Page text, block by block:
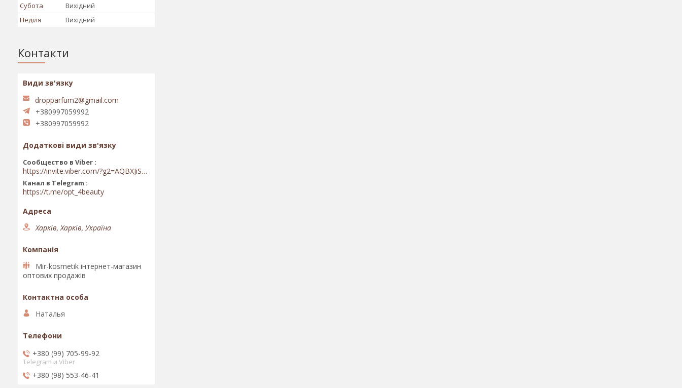
Субота
Вихідний
Неділя
Вихідний
Контакти
dropparfum2@gmail.com
+380997059992
+380997059992
Сообщество в Viber
https://invite.viber.com/?g2=AQBXJiSwIKj9N0wsLWM5JifCoZ3k4Lza4fq58RAqpi3Qaj4OiaoTVb4yP1q7iB6e
Канал в Telegram
https://t.me/opt_4beauty
Харків, Харків, Україна
Mir-kosmetik інтернет-магазин
оптових продажів
Наталья
+380 (99) 705-99-92
Telegram и Viber
+380 (98) 553-46-41